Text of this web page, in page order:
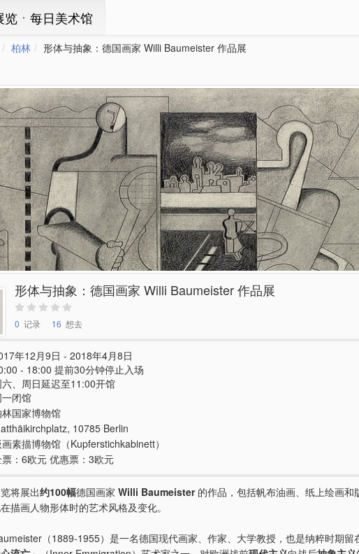
览ㆍ每日美术馆
柏林 形体与抽象：德国画家 Willi Baumeister 作品展
形体与抽象：德国画家 Willi Baumeister 作品展
0 记录 16 想去
年12月9日 - 2018年4月8日
- 18:00 提前30分钟停止入场
六、周日延迟至11:00开馆
一闭馆
国家博物馆
10785 Berlin
画素描博物馆（Kupferstichkabinett）
：6欧元 优惠票：3欧元
将展出约100幅德国画家 Willi Baumeister的作品，包括帆布油画、纸上绘画和
描画人物形体时的艺术风格及变化。
（1889-1955）是一名德国现代画家、作家、大学教授，也是纳粹时期留